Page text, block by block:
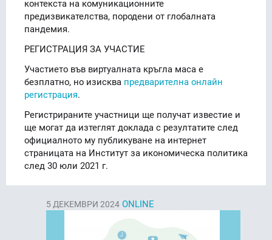
контекста на комуникационните
предизвикателства, породени от глобалната
пандемия.
РЕГИСТРАЦИЯ ЗА УЧАСТИЕ
Участието във виртуалната кръгла маса е
безплатно, но изисква предварителна онлайн
регистрация.
Регистрираните участници ще получат известие и
ще могат да изтеглят доклада с резултатите след
официалното му публикуване на интернет
страницата на Институт за икономическа политика
след 30 юли 2021 г.
5 ДЕКЕМВРИ 2024 ONLINE